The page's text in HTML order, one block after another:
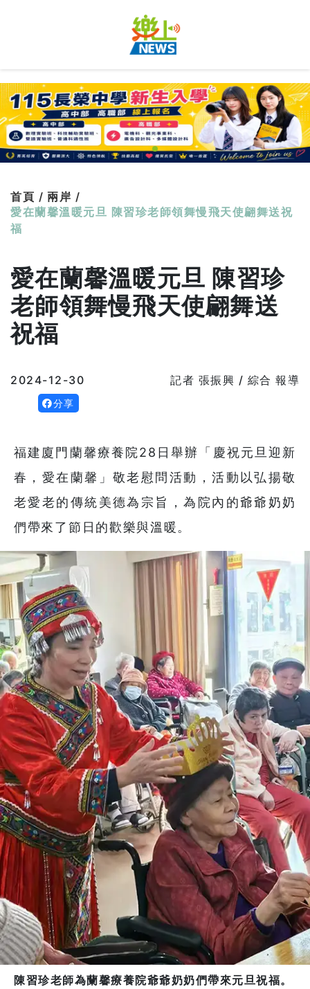
首頁 / 兩岸 /
愛在蘭馨溫暖元旦 陳習珍老師領舞慢飛天使翩舞送祝
福
愛在蘭馨溫暖元旦 陳習珍
老師領舞慢飛天使翩舞送
祝福
2024-12-30 記者 張振興 / 綜合 報導
分享
福建廈門蘭馨療養院28日舉辦「慶祝元旦迎新
春，愛在蘭馨」敬老慰問活動，活動以弘揚敬
老愛老的傳統美德為宗旨，為院內的爺爺奶奶
們帶來了節日的歡樂與溫暖。
陳習珍老師為蘭馨療養院爺爺奶奶們帶來元旦祝福。